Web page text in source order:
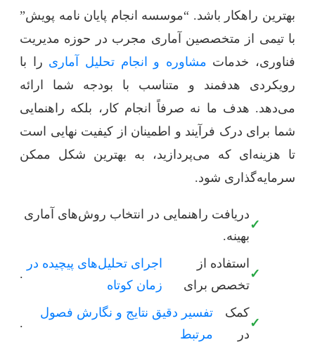
بهترین راهکار باشد. “موسسه انجام پایان نامه پویش”
با تیمی از متخصصین آماری مجرب در حوزه مدیریت
فناوری، خدمات مشاوره و انجام تحلیل آماری را با
رویکردی هدفمند و متناسب با بودجه شما ارائه
می‌دهد. هدف ما نه صرفاً انجام کار، بلکه راهنمایی
شما برای درک فرآیند و اطمینان از کیفیت نهایی است
تا هزینه‌ای که می‌پردازید، به بهترین شکل ممکن
سرمایه‌گذاری شود.
✓
دریافت راهنمایی در انتخاب روش‌های آماری
بهینه.
✓
استفاده از
تخصص برای
اجرای تحلیل‌های پیچیده در
زمان کوتاه
.
✓
کمک
در
تفسیر دقیق نتایج و نگارش فصول
مرتبط
.